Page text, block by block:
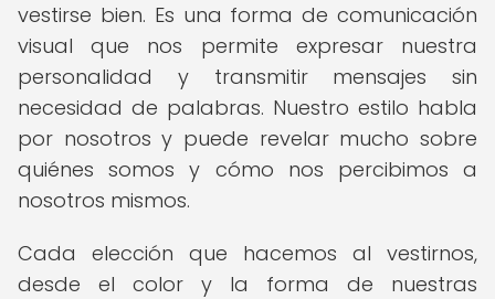
vestirse bien. Es una forma de comunicación
visual que nos permite expresar nuestra
personalidad y transmitir mensajes sin
necesidad de palabras. Nuestro estilo habla
por nosotros y puede revelar mucho sobre
quiénes somos y cómo nos percibimos a
nosotros mismos.
Cada elección que hacemos al vestirnos,
desde el color y la forma de nuestras